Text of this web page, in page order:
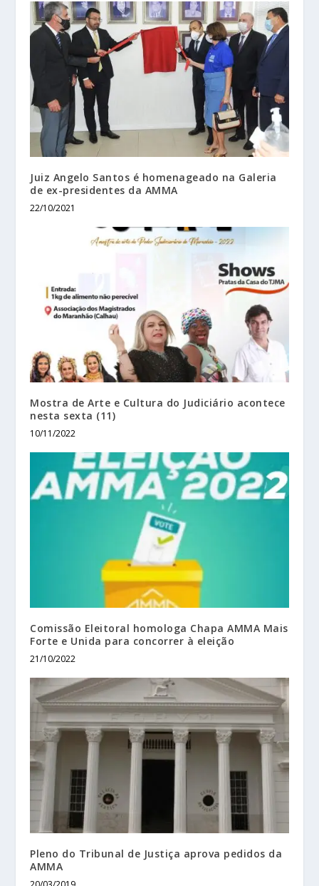
Juiz Angelo Santos é homenageado na Galeria
de ex-presidentes da AMMA
22/10/2021
Mostra de Arte e Cultura do Judiciário acontece
nesta sexta (11)
10/11/2022
Comissão Eleitoral homologa Chapa AMMA Mais
Forte e Unida para concorrer à eleição
21/10/2022
Pleno do Tribunal de Justiça aprova pedidos da
AMMA